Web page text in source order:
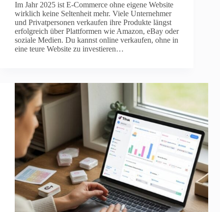
Im Jahr 2025 ist E-Commerce ohne eigene Website
wirklich keine Seltenheit mehr. Viele Unternehmer
und Privatpersonen verkaufen ihre Produkte längst
erfolgreich über Plattformen wie Amazon, eBay oder
soziale Medien. Du kannst online verkaufen, ohne in
eine teure Website zu investieren…